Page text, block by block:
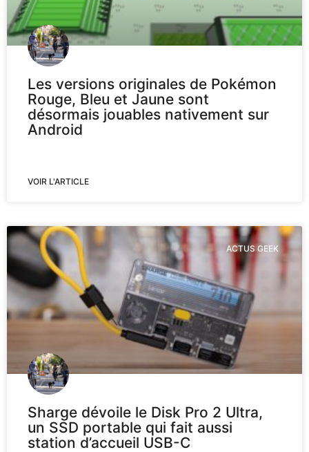
Les versions originales de Pokémon
Rouge, Bleu et Jaune sont
désormais jouables nativement sur
Android
VOIR L'ARTICLE
ACTUS GEEK
Sharge dévoile le Disk Pro 2 Ultra,
un SSD portable qui fait aussi
station d’accueil USB-C